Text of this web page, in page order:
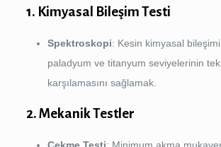
1. Kimyasal Bileşim Testi
Spektroskopi: Kesin kimyasal
paladyum ve titanyum seviyelerinin
karşılamasını sağlamak.
2. Mekanik Testler
Çekme Testi: Minimum akma